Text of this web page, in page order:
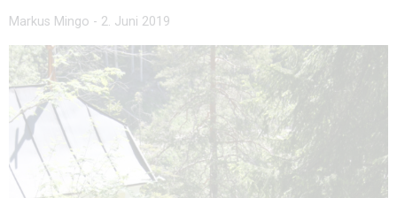
Markus Mingo - 2. Juni 2019